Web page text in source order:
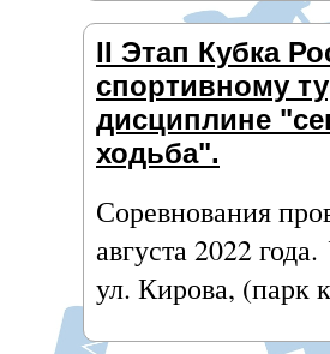
II Этап Кубка
спортивному
дисциплине
ходьба".
Соревнования
августа 2022
ул. Кирова, (парк